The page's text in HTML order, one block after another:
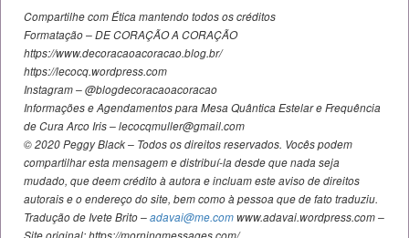
Compartilhe com Ética mantendo todos os créditos
Formatação – DE CORAÇÃO A CORAÇÃO
https://www.decoracaoacoracao.blog.br/
https://lecocq.wordpress.com
Instagram – @blogdecoracaoacoracao
Informações e Agendamentos para Mesa Quântica Estelar e Frequência
de Cura Arco Iris – lecocqmuller@gmail.com
© 2020 Peggy Black – Todos os direitos reservados. Vocês podem
compartilhar esta mensagem e distribuí-la desde que nada seja
mudado, que deem crédito à autora e incluam este aviso de direitos
autorais e o endereço do site, bem como à pessoa que de fato traduziu.
Tradução de Ivete Brito –adavai@me.comwww.adavai.wordpress.com –